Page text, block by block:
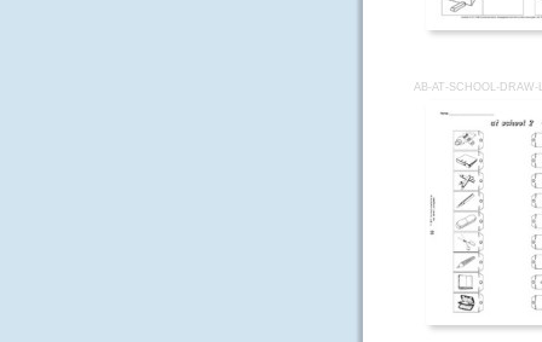
AB-AT-SCHOOL-